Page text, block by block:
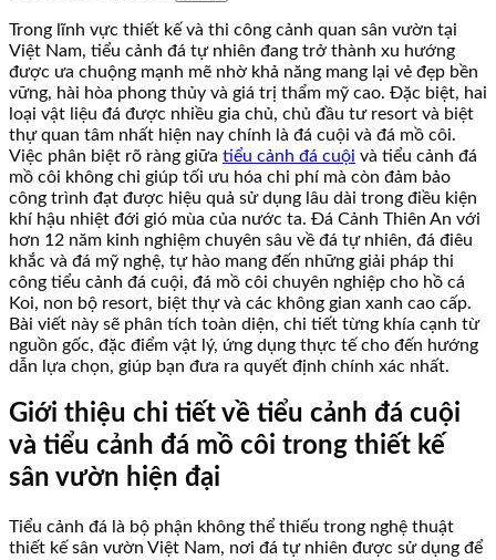
Trong lĩnh vực thiết kế và thi công cảnh quan sân vườn tại
Việt Nam, tiểu cảnh đá tự nhiên đang trở thành xu hướng
được ưa chuộng mạnh mẽ nhờ khả năng mang lại vẻ đẹp bền
vững, hài hòa phong thủy và giá trị thẩm mỹ cao. Đặc biệt, hai
loại vật liệu đá được nhiều gia chủ, chủ đầu tư resort và biệt
thự quan tâm nhất hiện nay chính là đá cuội và đá mồ côi.
Việc phân biệt rõ ràng giữa tiểu cảnh đá cuội và tiểu cảnh đá
mồ côi không chỉ giúp tối ưu hóa chi phí mà còn đảm bảo
công trình đạt được hiệu quả sử dụng lâu dài trong điều kiện
khí hậu nhiệt đới gió mùa của nước ta. Đá Cảnh Thiên An với
hơn 12 năm kinh nghiệm chuyên sâu về đá tự nhiên, đá điêu
khắc và đá mỹ nghệ, tự hào mang đến những giải pháp thi
công tiểu cảnh đá cuội, đá mồ côi chuyên nghiệp cho hồ cá
Koi, non bộ resort, biệt thự và các không gian xanh cao cấp.
Bài viết này sẽ phân tích toàn diện, chi tiết từng khía cạnh từ
nguồn gốc, đặc điểm vật lý, ứng dụng thực tế cho đến hướng
dẫn lựa chọn, giúp bạn đưa ra quyết định chính xác nhất.
Giới thiệu chi tiết về tiểu cảnh đá cuội
và tiểu cảnh đá mồ côi trong thiết kế
sân vườn hiện đại
Tiểu cảnh đá là bộ phận không thể thiếu trong nghệ thuật
thiết kế sân vườn Việt Nam, nơi đá tự nhiên được sử dụng để